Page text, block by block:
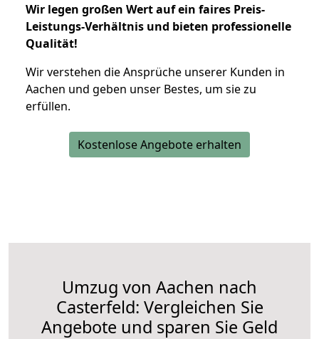
Wir legen großen Wert auf ein faires Preis-
Leistungs-Verhältnis und bieten professionelle
Qualität!
Wir verstehen die Ansprüche unserer Kunden in
Aachen und geben unser Bestes, um sie zu
erfüllen.
Kostenlose Angebote erhalten
Umzug von Aachen nach
Casterfeld: Vergleichen Sie
Angebote und sparen Sie Geld